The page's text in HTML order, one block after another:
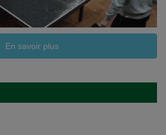
En savoir plus